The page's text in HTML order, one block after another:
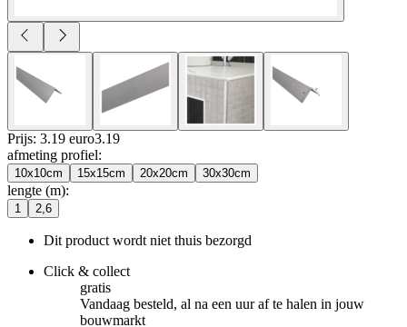
Prijs: 3.19 euro3.19
afmeting profiel:
10x10cm 15x15cm 20x20cm 30x30cm
lengte (m):
1 2,6
Dit product wordt niet thuis bezorgd
Click & collect
gratis
Vandaag besteld, al na een uur af te halen in jouw
bouwmarkt